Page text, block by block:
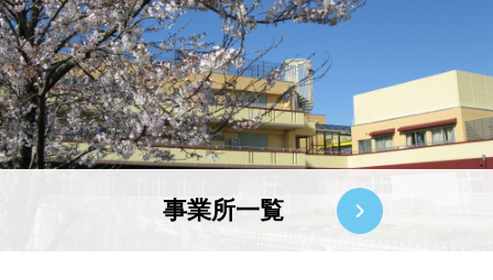
事業所一覧